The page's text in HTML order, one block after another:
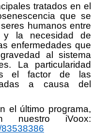
tratados en el
que se
humanos entre
la necesidad de
enfermedades que
al sistema
La particularidad
el factor de las
a causa del
el último programa,
nuestro iVoox: